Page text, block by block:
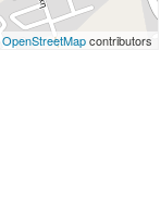
OpenStreetMapcontributors